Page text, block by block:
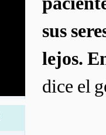
sus
lejos.
dice el